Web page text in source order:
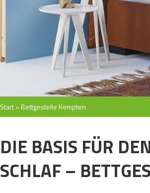
Start»Bettgestelle Kempten
DIE BASIS FÜR
SCHLAF –